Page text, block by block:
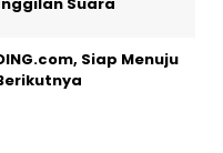
Siap Menuju